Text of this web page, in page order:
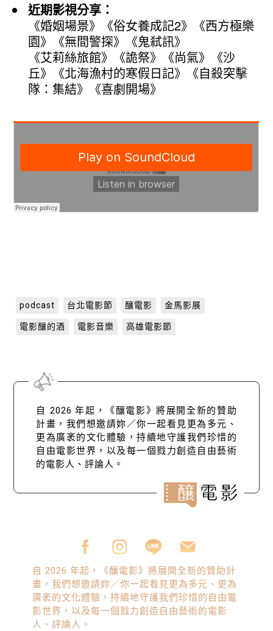
近期影視分享：
《婚姻場景》《俗女養成記2》《西方極樂
園》《無間警探》《鬼弒訊》
《艾莉絲旅館》《詭祭》《尚氣》《沙
丘》《北海漁村的寒假日記》《自殺突擊
隊：集結》《喜劇開場》
podcast 台北電影節 釀電影 金馬影展
電影釀的酒 電影音樂 高雄電影節
自 2026 年起，《釀電影》將展開全新的贊助
計畫，我們想邀請妳／你一起看見更為多元、
更為廣袤的文化體驗，持續地守護我們珍惜的
自由電影世界，以及每一個戮力創造自由藝術
的電影人、評論人。
自 2026 年起，《釀電影》將展開全新的贊助計
畫，我們想邀請妳／你一起看見更為多元、更為
廣袤的文化體驗，持續地守護我們珍惜的自由電
影世界，以及每一個戮力創造自由藝術的電影
人、評論人。
關閉